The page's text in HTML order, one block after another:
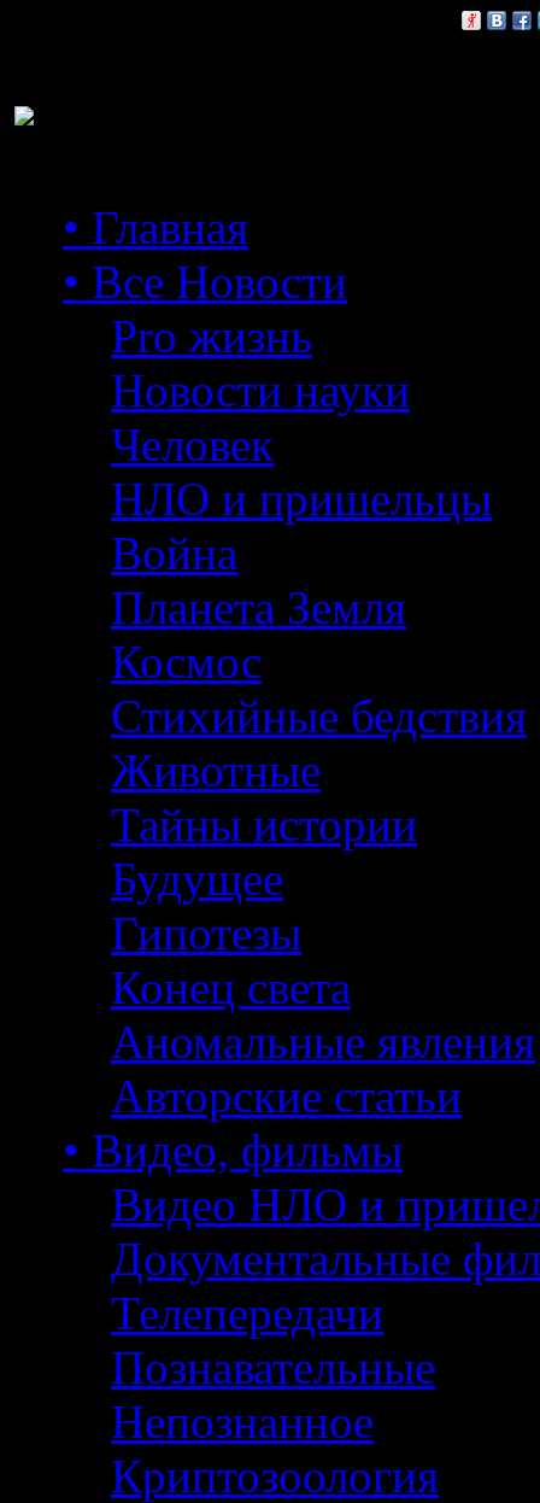
• Главная
• Все Новости
Pro жизнь
Новости науки
Человек
НЛО и пришельцы
Война
Планета Земля
Космос
Стихийные бедствия
Животные
Тайны истории
Будущее
Гипотезы
Конец света
Аномальные явления
Авторские статьи
• Видео, фильмы
Видео НЛО и
Документальные
Телепередачи
Познавательные
Непознанное
Криптозоология